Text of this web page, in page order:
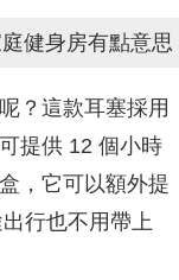
？這款耳塞採用
提供 12 個小時
，它可以額外提
行也不用帶上